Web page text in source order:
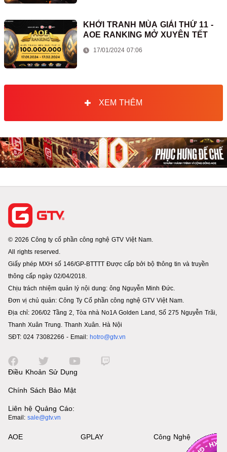
KHỞI TRANH MÙA GIẢI THỨ 11 -
AOE RANKING MỞ XUYÊN TẾT
17/01/2024 07:06
XEM THÊM
© 2026 Công ty cổ phần công nghệ GTV Việt Nam.
All rights reserved.
Giấy phép MXH số 146/GP-BTTTT Được cấp bởi bộ thông tin và truyền
thông cấp ngày 02/04/2018.
Chịu trách nhiệm quản lý nội dung: ông Nguyễn Minh Đức.
Đơn vị chủ quản: Công Ty Cổ phần công nghệ GTV Việt Nam.
Địa chỉ: 206/02 Tầng 2, Tòa nhà No1A Golden Land, Số 275 Nguyễn Trãi,
Thanh Xuân Trung. Thanh Xuân. Hà Nội
SĐT: 024 73082266 - Email: hotro@gtv.vn
Điều Khoản Sử Dụng
Chính Sách Bảo Mật
Liên hệ Quảng Cáo:
Email: sale@gtv.vn
AOE GPLAY Công Nghệ